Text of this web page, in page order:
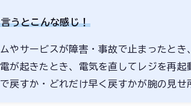
うとこんな感じ！
やサービスが障害・事故で止まったと
が起きたとき、電気を直してレジを再
戻すか・どれだけ早く戻すかが腕の見せ